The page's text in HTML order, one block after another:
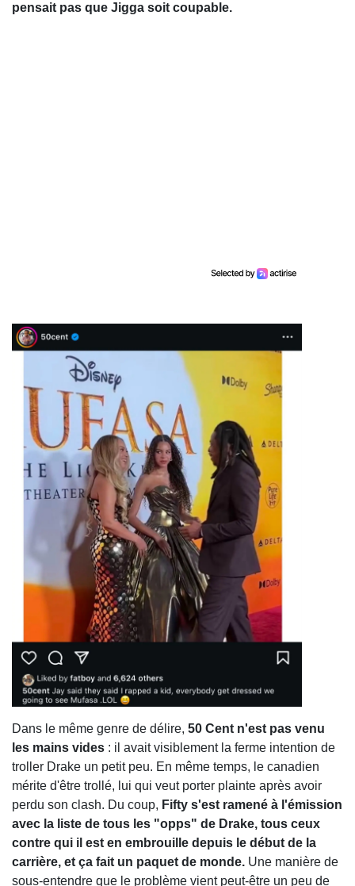
pensait pas que Jigga soit coupable.
Dans le même genre de délire, 50 Cent n'est pas venu
les mains vides : il avait visiblement la ferme intention de
troller Drake un petit peu. En même temps, le canadien
mérite d'être trollé, lui qui veut porter plainte après avoir
perdu son clash. Du coup, Fifty s'est ramené à l'émission
avec la liste de tous les "opps" de Drake, tous ceux
contre qui il est en embrouille depuis le début de la
carrière, et ça fait un paquet de monde. Une manière de
sous-entendre que le problème vient peut-être un peu de